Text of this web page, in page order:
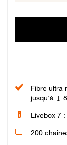
Fibre ultra
jusqu'à ↓
Livebox 7
200